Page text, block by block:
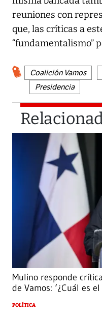
reuniones con
que, las críticas a
“fundamentalismo”
Coalición Vamos
Presidencia
Mulino responde
de Vamos: ‘¿Cuál es
POLÍTICA